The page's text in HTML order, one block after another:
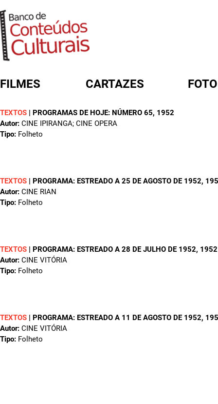
FILMES CARTAZES
TEXTOS | PROGRAMAS DE HOJE: NÚMERO 65, 1952
Autor: CINE IPIRANGA; CINE OPERA
Tipo: Folheto
TEXTOS | PROGRAMA: ESTREADO A 25 DE AGOSTO DE 1952,
Autor: CINE RIAN
Tipo: Folheto
TEXTOS | PROGRAMA: ESTREADO A 28 DE JULHO DE 1952, 1952
Autor: CINE VITÓRIA
Tipo: Folheto
TEXTOS | PROGRAMA: ESTREADO A 11 DE AGOSTO DE 1952,
Autor: CINE VITÓRIA
Tipo: Folheto
FORMULÁRIO DE BUSCA